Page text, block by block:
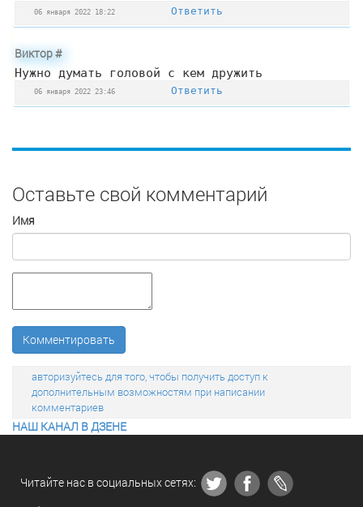
06 января 2022 18:22 Ответить
Виктор#
Нужно думать головой с кем дружить
06 января 2022 23:46 Ответить
Оставьте свой комментарий
Имя
Комментировать
авторизуйтесь для того, чтобы получить доступ к
дополнительным возможностям при написании
комментариев
НАШ КАНАЛ В ДЗЕНЕ
Читайте нас в социальных сетях: